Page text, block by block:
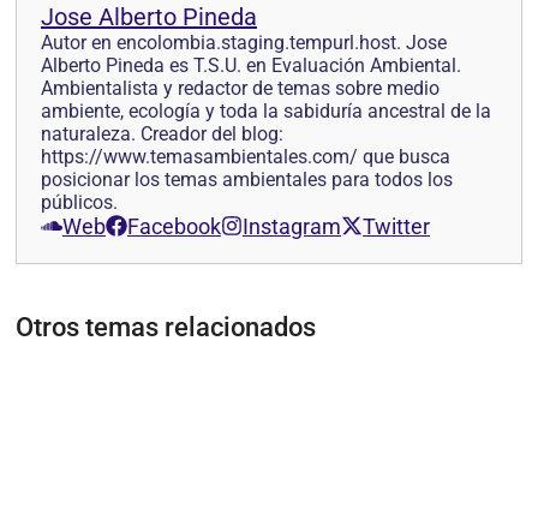
Jose Alberto Pineda
Autor en encolombia.staging.tempurl.host. Jose
Alberto Pineda es T.S.U. en Evaluación Ambiental.
Ambientalista y redactor de temas sobre medio
ambiente, ecología y toda la sabiduría ancestral de la
naturaleza. Creador del blog:
https://www.temasambientales.com/ que busca
posicionar los temas ambientales para todos los
públicos.
Web Facebook Instagram Twitter
Otros temas relacionados